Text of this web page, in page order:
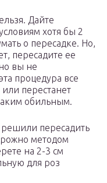
Дайте
хотя бы 2
о пересадке. Но,
пересадите ее
вы не
процедура все
или перестанет
обильным.
решили пересадить
методом
на 2-3 см
для роз